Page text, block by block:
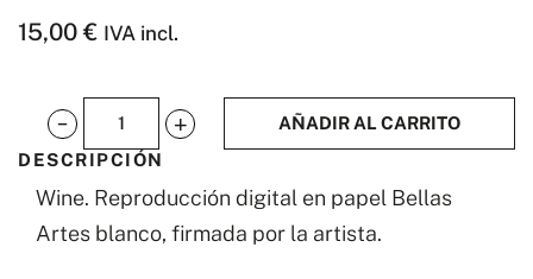
15,00€ IVA incl.
Wine
cantidad
AÑADIR AL CARRITO
DESCRIPCIÓN
Wine. Reproducción digital en papel Bellas
Artes blanco, firmada por la artista.